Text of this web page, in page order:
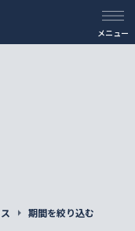
メニュー
期間を絞り込む